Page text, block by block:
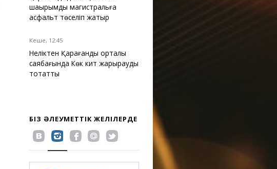
шақырымдық магистральға
асфальт төселіп жатыр
Кеше, 12:45
Неліктен Қарағанды орталық
саябағында Көк кит жарқырауды
тоқтатты
БІЗ ӘЛЕУМЕТТІК ЖЕЛІЛЕРДЕ